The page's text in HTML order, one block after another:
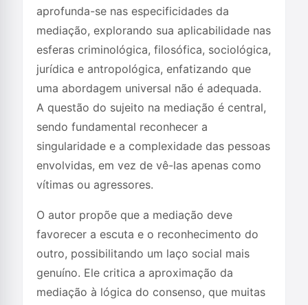
aprofunda-se nas especificidades da
mediação, explorando sua aplicabilidade nas
esferas criminológica, filosófica, sociológica,
jurídica e antropológica, enfatizando que
uma abordagem universal não é adequada.
A questão do sujeito na mediação é central,
sendo fundamental reconhecer a
singularidade e a complexidade das pessoas
envolvidas, em vez de vê-las apenas como
vítimas ou agressores.
O autor propõe que a mediação deve
favorecer a escuta e o reconhecimento do
outro, possibilitando um laço social mais
genuíno. Ele critica a aproximação da
mediação à lógica do consenso, que muitas